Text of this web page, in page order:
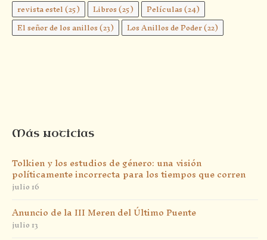
revista estel(25) Libros(25) Películas(24)
El señor de los anillos(23) Los Anillos de Poder(22)
Más noticias
Tolkien y los estudios de género: una visión
políticamente incorrecta para los tiempos que corren
julio 16
Anuncio de la III Meren del Último Puente
julio 13